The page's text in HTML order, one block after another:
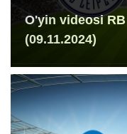
O'yin videosi
(09.11.2024)